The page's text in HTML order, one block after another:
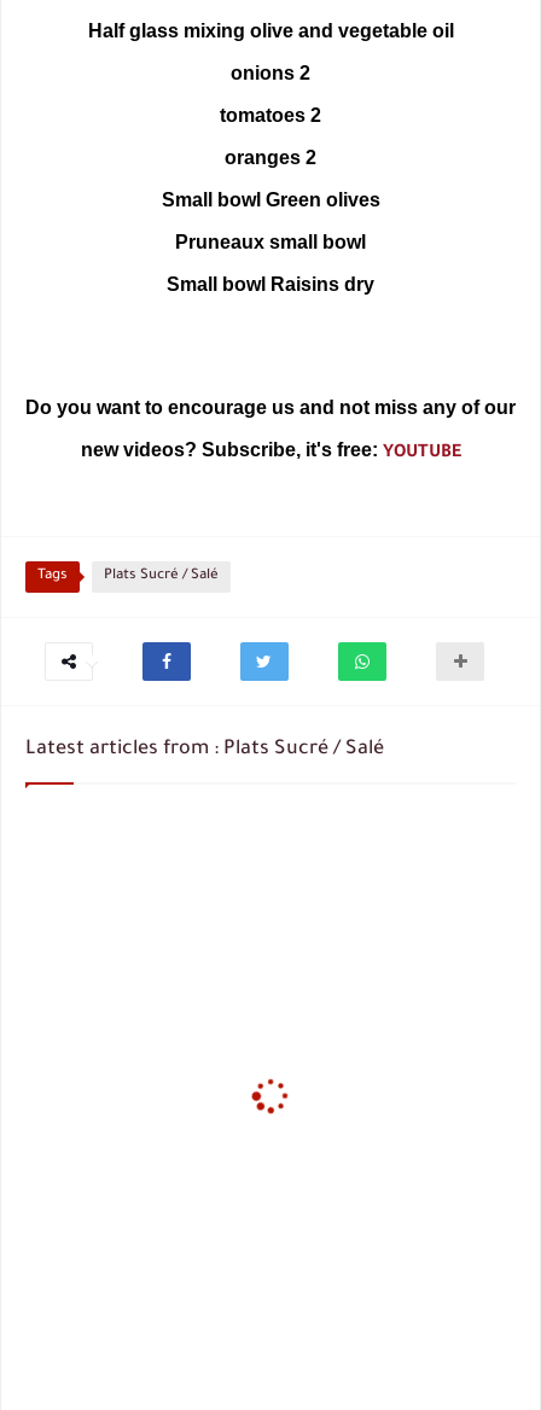
Half glass mixing olive and vegetable oil
2 onions
2 tomatoes
2 oranges
Small bowl Green olives
Pruneaux small bowl
Small bowl Raisins dry
Do you want to encourage us and not miss any of our
new videos? Subscribe, it's free: YOUTUBE
Tags Plats Sucré / Salé
Latest articles from : Plats Sucré / Salé